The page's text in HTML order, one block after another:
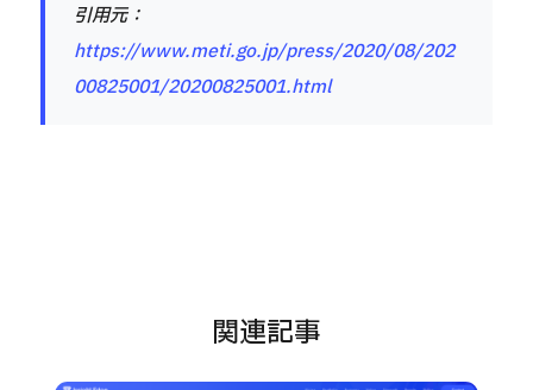
引用元：
https://www.meti.go.jp/press/2020/08/202
00825001/20200825001.html
関連記事